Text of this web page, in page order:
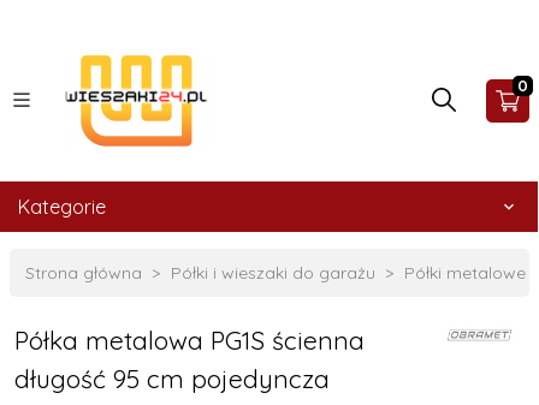
0
Kategorie
Strona główna Półki i wieszaki do garażu Półki metalowe
Półka metalowa PG1S ścienna
długość 95 cm pojedyncza